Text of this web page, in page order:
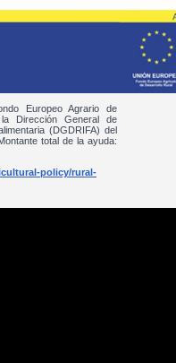
Europeo Agrario de
Dirección General de
(DGDRIFA) del
total de la ayuda:
policy/rural-